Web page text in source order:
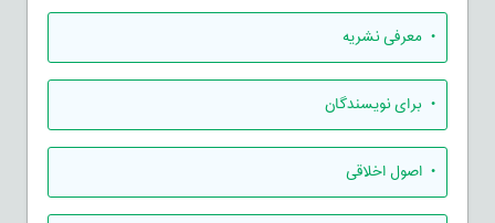
• معرفی نشریه
• برای نویسندگان
• اصول اخلاقی